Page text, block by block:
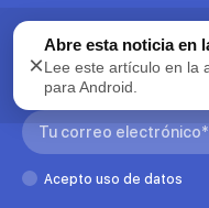
Suscríbete al boletín
Para mantenerse al tanto
suscríbase ahora a nuestros
Search:
Acepto uso de datos
×
Abre esta noticia en
Lee este artículo en la
para Android.